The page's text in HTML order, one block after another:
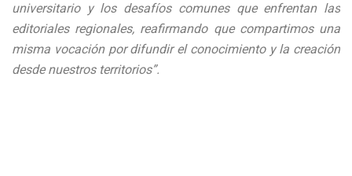
universitario y los desafíos comunes que enfrentan las
editoriales regionales, reafirmando que compartimos una
misma vocación por difundir el conocimiento y la creación
desde nuestros territorios”.